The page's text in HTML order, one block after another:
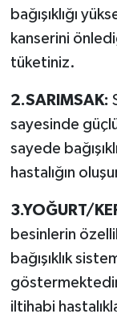
bağışıklığı
kanserini
tüketiniz.
2.SARIMSAK:
sayesinde
sayede
hastalığın
3.YOĞURT/
besinlerin
bağışıklık
iltihabi